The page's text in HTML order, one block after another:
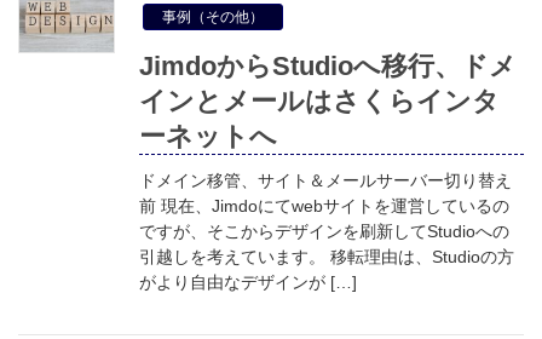
事例（その他）
JimdoからStudioへ移行、ドメ
インとメールはさくらインタ
ーネットへ
ドメイン移管、サイト＆メールサーバー切り替え
前 現在、Jimdoにてwebサイトを運営しているの
ですが、そこからデザインを刷新してStudioへの
引越しを考えています。 移転理由は、Studioの方
がより自由なデザインが […]